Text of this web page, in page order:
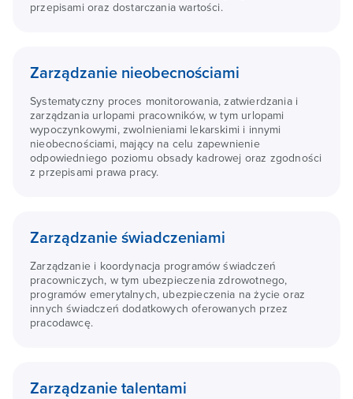
przepisami oraz dostarczania wartości.
Zarządzanie nieobecnościami
Systematyczny proces monitorowania, zatwierdzania i
zarządzania urlopami pracowników, w tym urlopami
wypoczynkowymi, zwolnieniami lekarskimi i innymi
nieobecnościami, mający na celu zapewnienie
odpowiedniego poziomu obsady kadrowej oraz zgodności
z przepisami prawa pracy.
Zarządzanie świadczeniami
Zarządzanie i koordynacja programów świadczeń
pracowniczych, w tym ubezpieczenia zdrowotnego,
programów emerytalnych, ubezpieczenia na życie oraz
innych świadczeń dodatkowych oferowanych przez
pracodawcę.
Zarządzanie talentami